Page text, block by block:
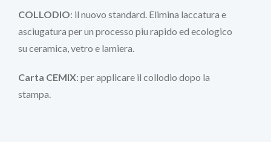
COLLODIO: il nuovo standard. Elimina laccatura e
asciugatura per un processo piu rapido ed ecologico
su ceramica, vetro e lamiera.
Carta CEMIX: per applicare il collodio dopo la
stampa.